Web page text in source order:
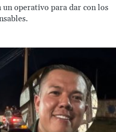
operativo para dar con los